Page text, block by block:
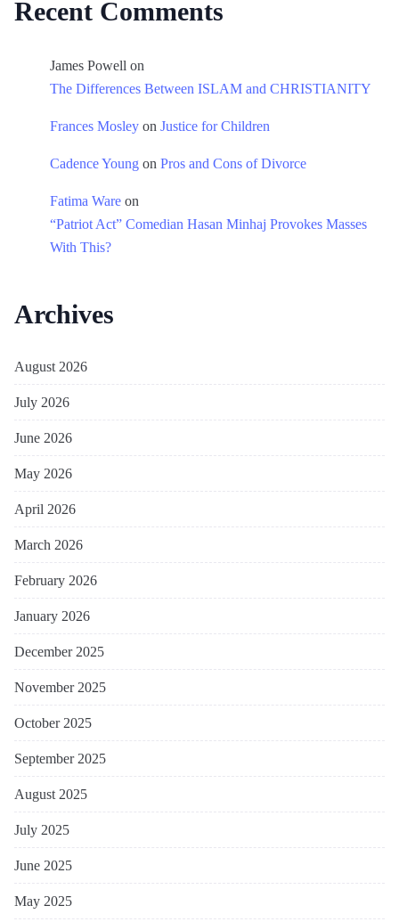
Recent Comments
James Powell on
The Differences Between ISLAM and CHRISTIANITY
Frances Mosley on Justice for Children
Cadence Young on Pros and Cons of Divorce
Fatima Ware on
“Patriot Act” Comedian Hasan Minhaj Provokes Masses
With This?
Archives
August 2026
July 2026
June 2026
May 2026
April 2026
March 2026
February 2026
January 2026
December 2025
November 2025
October 2025
September 2025
August 2025
July 2025
June 2025
May 2025